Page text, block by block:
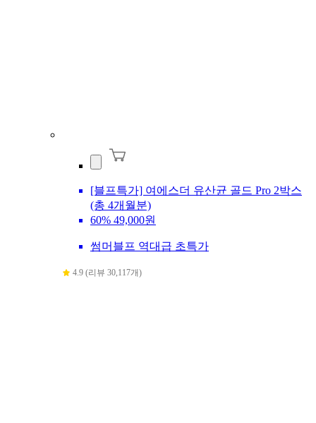
[블프특가] 여에스더 유산균 골드 Pro 2박스
(총 4개월분)
60% 49,000원
썸머블프 역대급 초특가
4.9 (리뷰 30,117개)